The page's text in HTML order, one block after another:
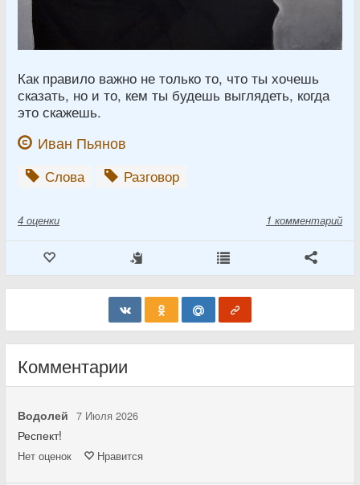
Как правило важно не только то, что ты хочешь
сказать, но и то, кем ты будешь выглядеть, когда
это скажешь.
Иван Пьянов
Слова Разговор
4 оценки 1 комментарий
Комментарии
Водолей 7 Июля 2026
Респект!
Нет оценок Нравится